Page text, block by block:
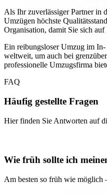
Als Ihr zuverlässiger Partner in
Umzügen höchste
Organisation, damit Sie sich auf
Ein reibungsloser Umzug im
weltweit, um auch bei
professionelle Umzugsfirma
FAQ
Häufig gestellte Fragen
Hier finden Sie Antworten auf
Wie früh sollte ich
Am besten so früh wie möglich